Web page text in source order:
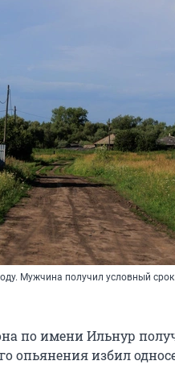
Мужчина получил условный срок
по имени Ильнур
опьянения избил